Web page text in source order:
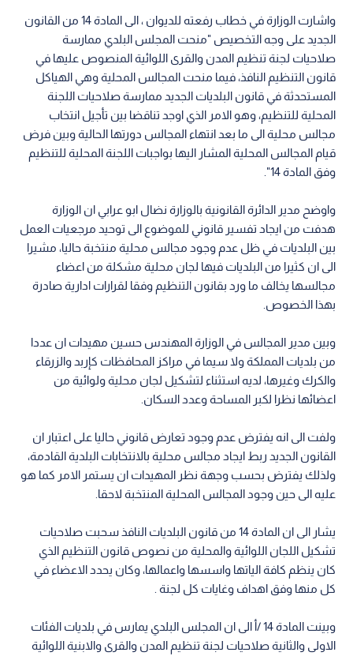
واشارت الوزارة في خطاب رفعته للديوان ، الى المادة 14 من القانون
الجديد على وجه التخصيص "منحت المجلس البلدي ممارسة
صلاحيات لجنة تنظيم المدن والقرى اللوائية المنصوص عليها في
قانون التنظيم النافذ، فيما منحت المجالس المحلية وهي الهياكل
المستحدثة في قانون البلديات الجديد ممارسة صلاحيات اللجنة
المحلية للتنظيم، وهو الامر الذي اوجد تناقضا بين تأجيل انتخاب
مجالس محلية الى ما بعد انتهاء المجالس دورتها الحالية وبين فرض
قيام المجالس المحلية المشار اليها بواجبات اللجنة المحلية للتنظيم
وفق المادة 14".
واوضح مدير الدائرة القانونية بالوزارة نضال ابو عرابي ان الوزارة
هدفت من ايجاد تفسير قانوني للموضوع الى توحيد مرجعيات العمل
بين البلديات في ظل عدم وجود مجالس محلية منتخبة حاليا، مشيرا
الى ان كثيرا من البلديات فيها لجان محلية مشكلة من اعضاء
مجالسها يخالف ما ورد بقانون التنظيم وفقا لقرارات ادارية صادرة
بهذا الخصوص.
وبين مدير المجالس في الوزارة المهندس حسين مهيدات ان عددا
من بلديات المملكة ولا سيما في مراكز المحافظات كإربد والزرقاء
والكرك وغيرها، لديه استثناء لتشكيل لجان محلية ولوائية من
اعضائها نظرا لكبر المساحة وعدد السكان.
ولفت الى انه يفترض عدم وجود تعارض قانوني حاليا على اعتبار ان
القانون الجديد ربط ايجاد مجالس محلية بالانتخابات البلدية القادمة،
ولذلك يفترض بحسب وجهة نظر المهيدات ان يستمر الامر كما هو
عليه الى حين وجود المجالس المحلية المنتخبة لاحقا.
يشار الى ان المادة 14 من قانون البلديات النافذ سحبت صلاحيات
تشكيل اللجان اللوائية والمحلية من نصوص قانون التنظيم الذي
كان ينظم كافة الياتها واسسها واعمالها، وكان يحدد الاعضاء في
كل منها وفق اهداف وغايات كل لجنة .
وبينت المادة 14 /أ الى ان المجلس البلدي يمارس في بلديات الفئات
الاولى والثانية صلاحيات لجنة تنظيم المدن والقرى والابنية اللوائية